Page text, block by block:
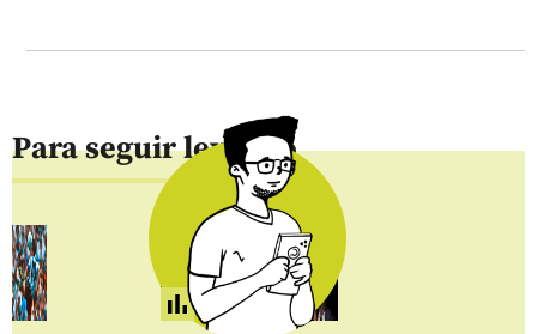
Para seguir leyendo